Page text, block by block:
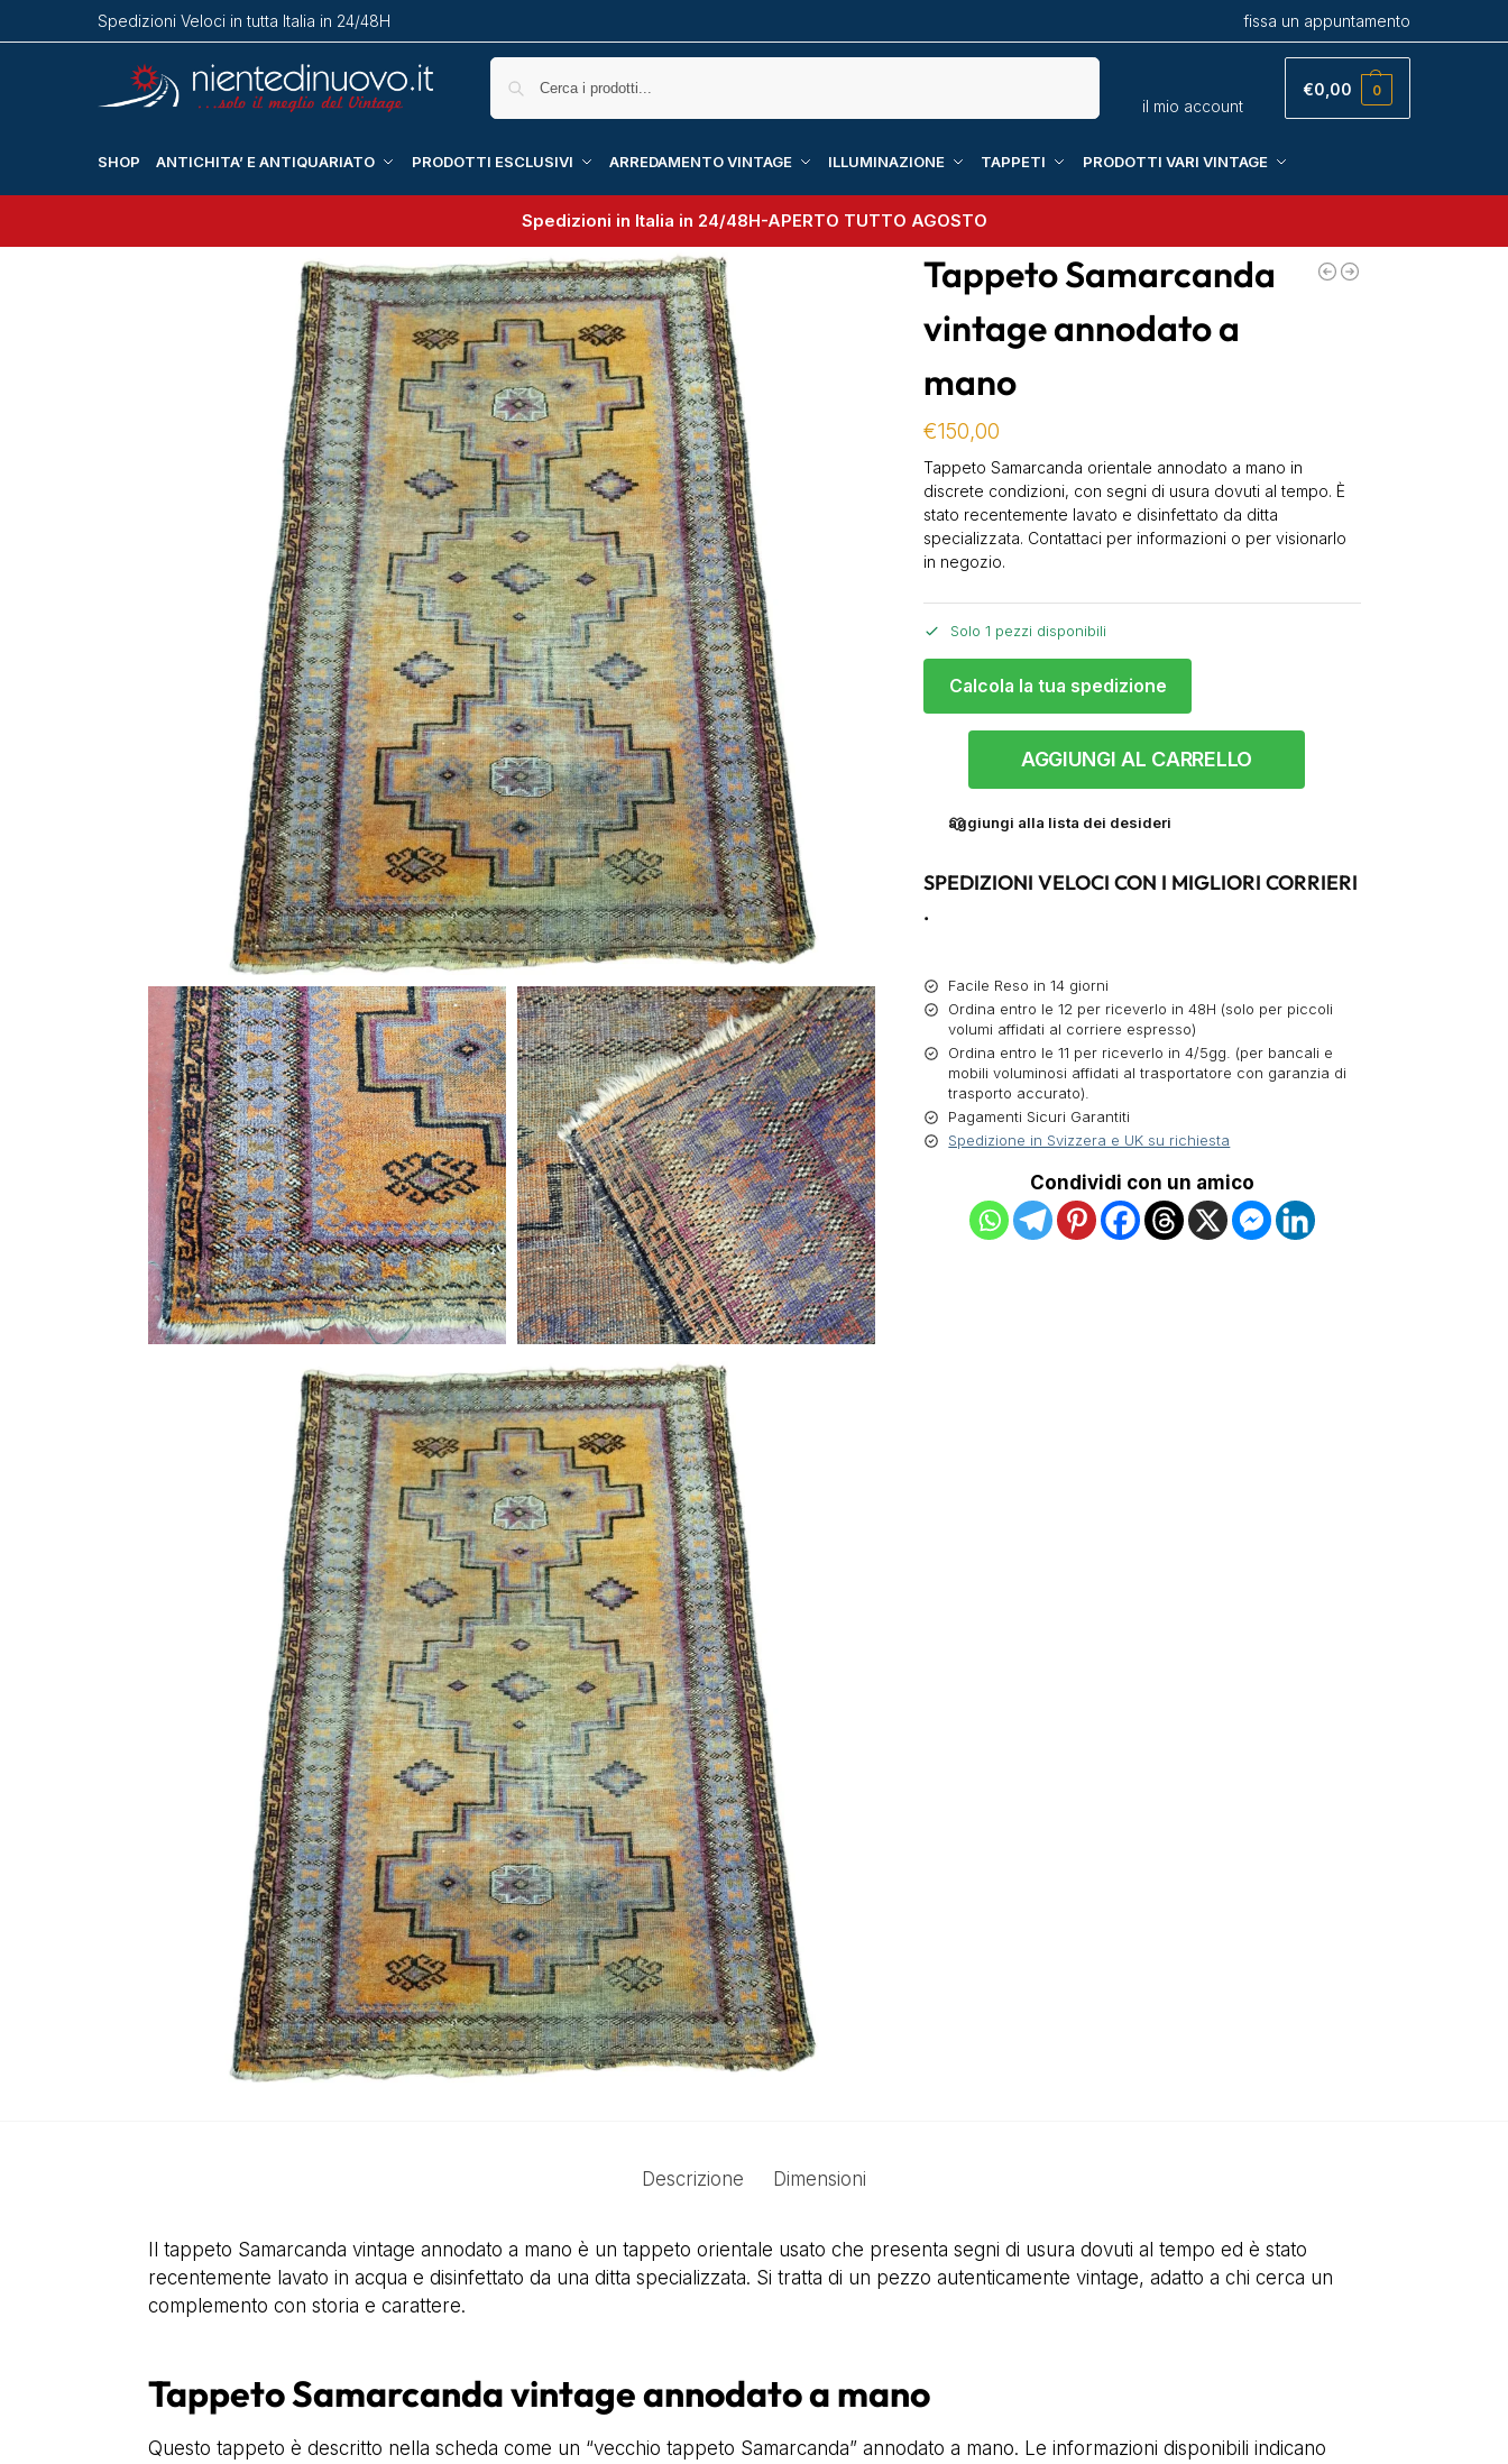
Spedizioni Veloci in tutta Italia in 24/48H fissa un appuntamento
il mio account
€0,00 0
SHOP ANTICHITA’ E ANTIQUARIATO PRODOTTI ESCLUSIVI ARREDAMENTO VINTAGE ILLUMINAZIONE TAPPETI PRODOTTI VARI VINTAGE
Spedizioni in Italia in 24/48H-APERTO TUTTO AGOSTO
Tappeto Samarcanda
vintage annodato a
mano
€150,00
Tappeto Samarcanda orientale annodato a mano in
discrete condizioni, con segni di usura dovuti al tempo. È
stato recentemente lavato e disinfettato da ditta
specializzata. Contattaci per informazioni o per visionarlo
in negozio.
Solo 1 pezzi disponibili
Calcola la tua spedizione
AGGIUNGI AL CARRELLO
aggiungi alla lista dei desideri
SPEDIZIONI VELOCI CON I MIGLIORI CORRIERI
.
Facile Reso in 14 giorni
Ordina entro le 12 per riceverlo in 48H (solo per piccoli
volumi affidati al corriere espresso)
Ordina entro le 11 per riceverlo in 4/5gg. (per bancali e
mobili voluminosi affidati al trasportatore con garanzia di
trasporto accurato).
Pagamenti Sicuri Garantiti
Spedizione in Svizzera e UK su richiesta
Condividi con un amico
Descrizione Dimensioni
Il tappeto Samarcanda vintage annodato a mano è un tappeto orientale usato che presenta segni di usura dovuti al tempo ed è stato
recentemente lavato in acqua e disinfettato da una ditta specializzata. Si tratta di un pezzo autenticamente vintage, adatto a chi cerca un
complemento con storia e carattere.
Tappeto Samarcanda vintage annodato a mano
Questo tappeto è descritto nella scheda come un “vecchio tappeto Samarcanda” annodato a mano. Le informazioni disponibili indicano